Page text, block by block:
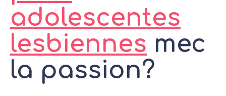
adolescentes
lesbiennes mec
la passion?